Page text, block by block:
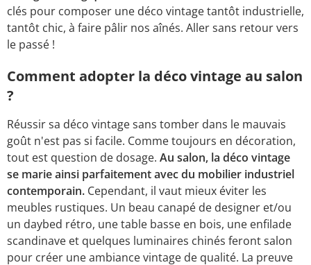
clés pour composer une déco vintage tantôt industrielle,
tantôt chic, à faire pâlir nos aînés. Aller sans retour vers
le passé !
Comment adopter la déco vintage au salon
?
Réussir sa déco vintage sans tomber dans le mauvais
goût n'est pas si facile. Comme toujours en décoration,
tout est question de dosage. Au salon, la déco vintage
se marie ainsi parfaitement avec du mobilier industriel
contemporain. Cependant, il vaut mieux éviter les
meubles rustiques. Un beau canapé de designer et/ou
un daybed rétro, une table basse en bois, une enfilade
scandinave et quelques luminaires chinés feront salon
pour créer une ambiance vintage de qualité. La preuve